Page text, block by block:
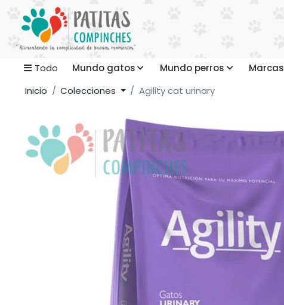
Todo Mundo gatos Mundo perros Marcas
Inicio
Colecciones Agility cat urinary